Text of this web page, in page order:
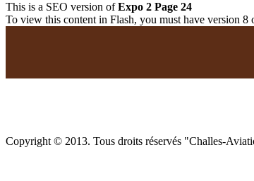
This is a SEO version ofExpo 2 Page 24
To view this content in Flash, you must have version 8
Copyright © 2013. Tous droits réservés "Challes-